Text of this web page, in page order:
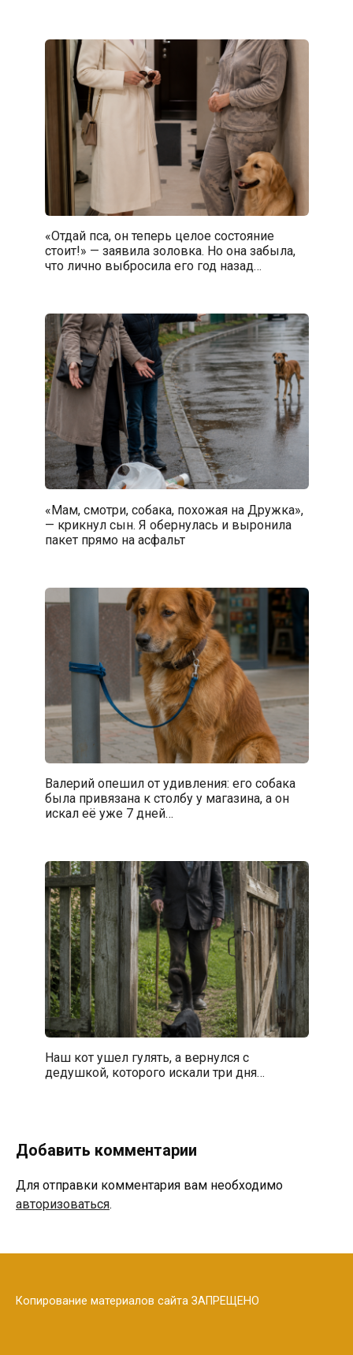
«Отдай пса, он теперь целое состояние
стоит!» — заявила золовка. Но она забыла,
что лично выбросила его год назад…
«Мам, смотри, собака, похожая на Дружка»,
— крикнул сын. Я обернулась и выронила
пакет прямо на асфальт
Валерий опешил от удивления: его собака
была привязана к столбу у магазина, а он
искал её уже 7 дней…
Наш кот ушел гулять, а вернулся с
дедушкой, которого искали три дня…
Добавить комментарии
Для отправки комментария вам необходимо
авторизоваться.
Копирование материалов сайта ЗАПРЕЩЕНО